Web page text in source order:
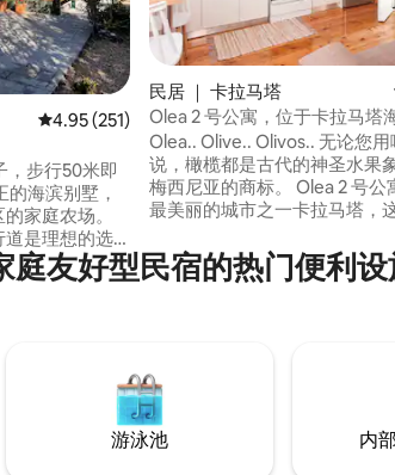
平均评分 4.95 分（满分 5 分），共 251 条评
4.95 (251)
，步行50米即
海滨别墅，
家庭农场。
是理想的选
间（福冈法）
到5月（更早更
民居 ｜ 卡拉马塔
Olea 2 号公寓，位于卡拉马塔
Olea.. Olive.. Olivos.. 无论您
说，橄榄都是古代的神圣水果
梅西尼亚的商标。 Olea 2 号公
最美丽的城市之一卡拉马塔，
20 世纪豪宅的一部分，经过全
适而优雅。该空间适合情侣、
庭友好型民宿的热门便利
游泳池 内